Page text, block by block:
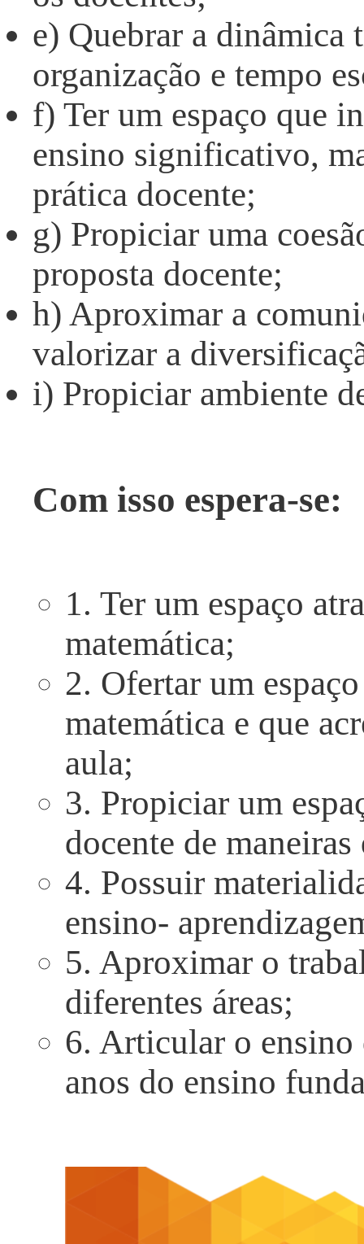
e) Quebrar a dinâmica
organização e tempo
f) Ter um espaço que
ensino significativo,
prática docente;
g) Propiciar uma
proposta docente;
h) Aproximar a
valorizar a
i) Propiciar ambiente
Com isso espera-se:
1. Ter um espaço
matemática;
2. Ofertar um
matemática e que
aula;
3. Propiciar um
docente de
4. Possuir
ensino-
5. Aproximar o
diferentes áreas;
6. Articular o ensino
anos do ensino